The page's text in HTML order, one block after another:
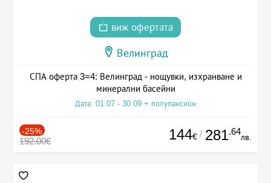
виж офертата
Велинград
СПА оферта 3=4: Велинград - нощувки, изхранване и
минерални басейни
Дата: 01.07 - 30.09 + полупансион
-25%
192.00€ 144€ / 281.64
лв.